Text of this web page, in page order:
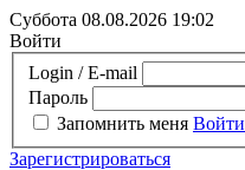
Суббота 08.08.2026 19:02
Войти
Login / E-mail
Пароль
Запомнить меня Войти
Зарегистрироваться